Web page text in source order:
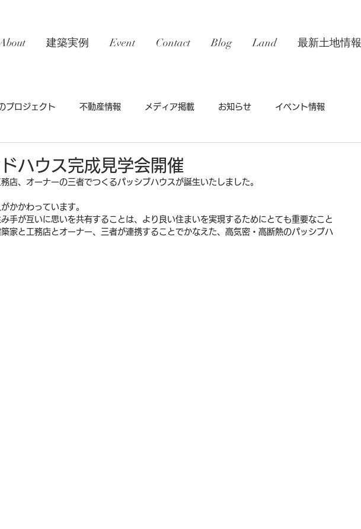
建築実例 Event Contact Blog Land 最新土地情報
プロジェクト 不動産情報 メディア掲載 お知らせ イベント情報
ハウス完成見学会開催
店、オーナーの三者でつくるパッシブハウスが誕生いたしました。
かかわっています。
手が互いに思いを共有することは、より良い住まいを実現するためにとても重要なこと
家と工務店とオーナー、三者が連携することでかなえた、高気密・高断熱のパッシブハ